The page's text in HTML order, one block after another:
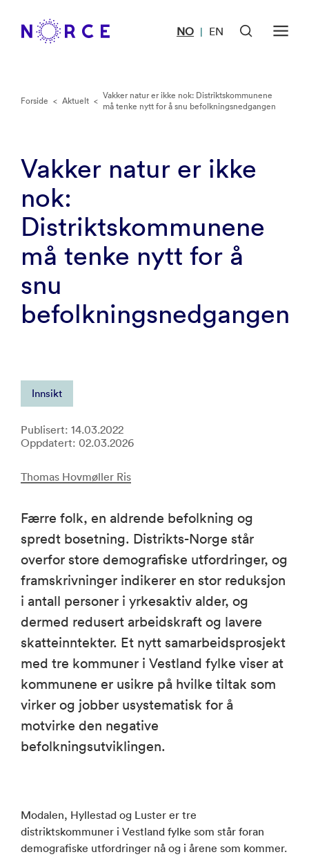
NO | EN
Forside < Aktuelt < Vakker natur er ikke nok: Distriktskommunene
må tenke nytt for å snu befolkningsnedgangen
Vakker natur er ikke
nok:
Distriktskommunene
må tenke nytt for å
snu
befolkningsnedgangen
Innsikt
Publisert: 14.03.2022
Oppdatert: 02.03.2026
Thomas Hovmøller Ris
Færre folk, en aldrende befolkning og
spredt bosetning. Distrikts-Norge står
overfor store demografiske utfordringer, og
framskrivninger indikerer en stor reduksjon
i antall personer i yrkesaktiv alder, og
dermed redusert arbeidskraft og lavere
skatteinntekter. Et nytt samarbeidsprosjekt
med tre kommuner i Vestland fylke viser at
kommunene er usikre på hvilke tiltak som
virker og jobber usystematisk for å
motvirke den negative
befolkningsutviklingen.
Modalen, Hyllestad og Luster er tre
distriktskommuner i Vestland fylke som står foran
demografiske utfordringer nå og i årene som kommer.